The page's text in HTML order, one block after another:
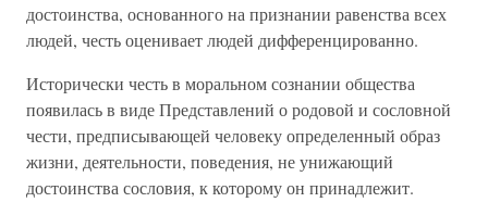
достоинства, основанного на признании равенства всех
людей, честь оценивает людей дифференцированно.
Исторически честь в моральном сознании общества
появилась в виде Представлений о родовой и сословной
чести, предписывающей человеку определенный образ
жизни, деятельности, поведения, не унижающий
достоинства сословия, к которому он принадлежит.